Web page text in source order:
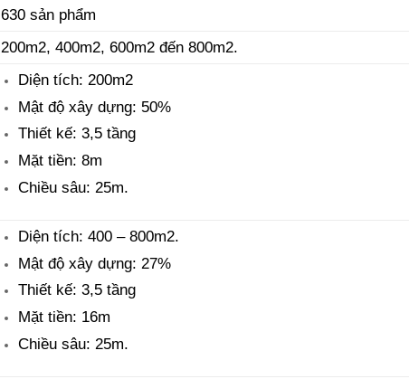
630 sản phẩm
200m2, 400m2, 600m2 đến 800m2.
Diện tích: 200m2
Mật độ xây dựng: 50%
Thiết kế: 3,5 tầng
Mặt tiền: 8m
Chiều sâu: 25m.
Diện tích: 400 – 800m2.
Mật độ xây dựng: 27%
Thiết kế: 3,5 tầng
Mặt tiền: 16m
Chiều sâu: 25m.